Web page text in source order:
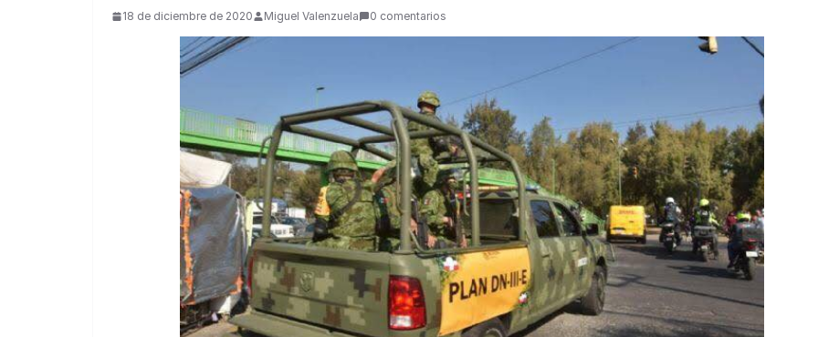
18 de diciembre de 2020 Miguel Valenzuela 0 comentarios